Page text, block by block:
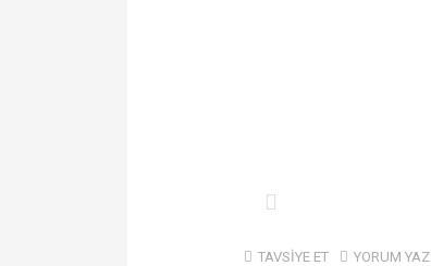
TAVSİYE ET YORUM YAZ